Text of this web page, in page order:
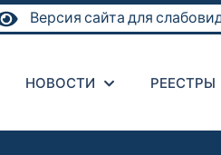
Версия сайта для
НОВОСТИ РЕЕСТРЫ